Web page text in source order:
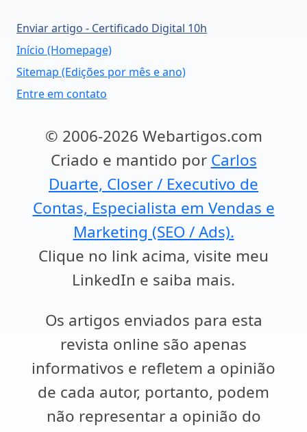
Enviar artigo - Certificado Digital 10h
Início (Homepage)
Sitemap (Edições por mês e ano)
Entre em contato
© 2006-2026 Webartigos.com
Criado e mantido por Carlos
Duarte, Closer / Executivo de
Contas, Especialista em Vendas e
Marketing (SEO / Ads).
Clique no link acima, visite meu
LinkedIn e saiba mais.
Os artigos enviados para esta
revista online são apenas
informativos e refletem a opinião
de cada autor, portanto, podem
não representar a opinião do